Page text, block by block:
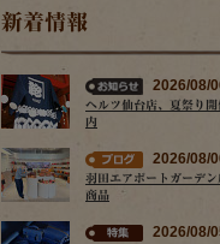
新着情報
2026/08/
ヘルツ仙台店、夏祭り開
内
2026/08/
羽田エアポートガーデン
商品
2026/08/